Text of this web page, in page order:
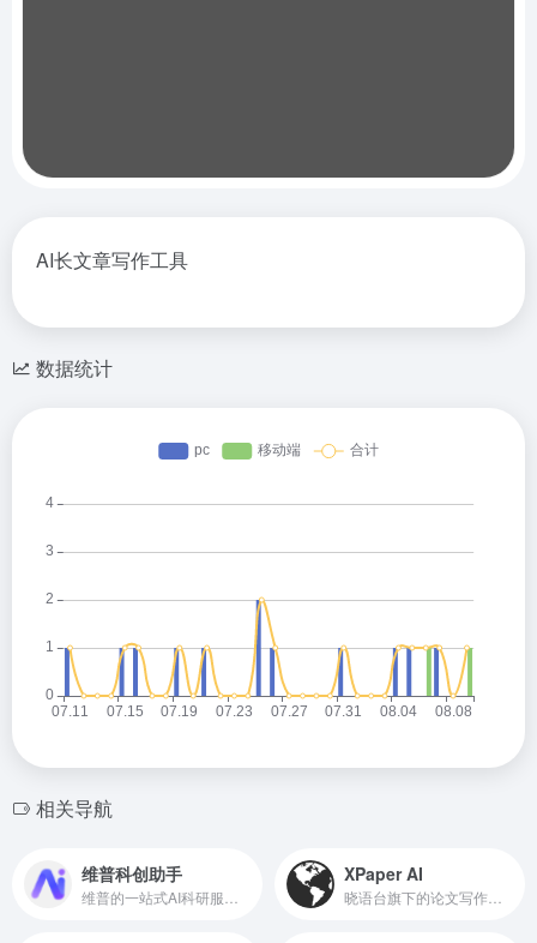
AI长文章写作工具
数据统计
相关导航
维普科创助手 XPaper AI